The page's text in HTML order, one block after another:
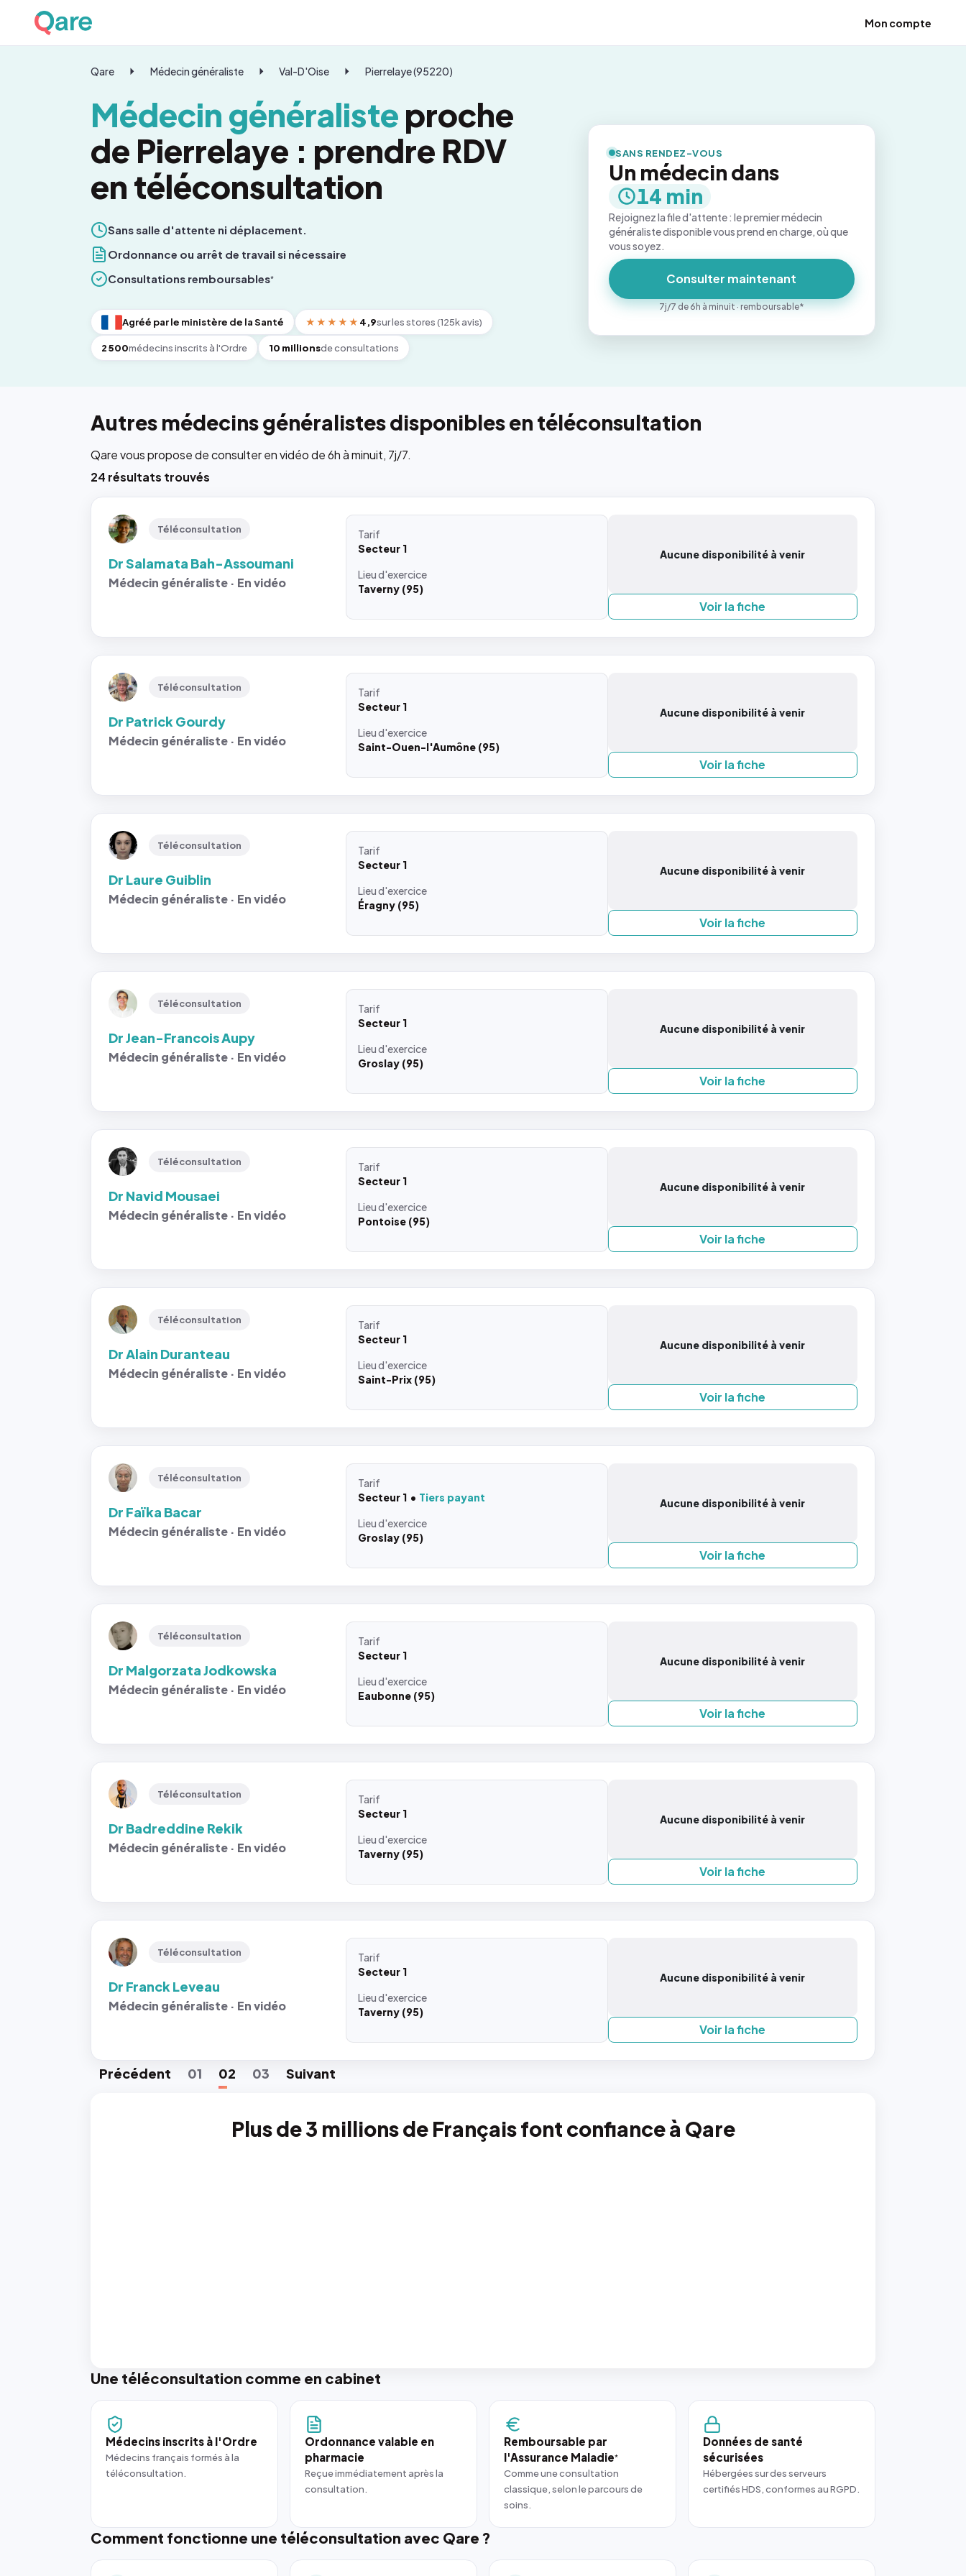
Mon compte
Qare Médecin généraliste Val-D'Oise Pierrelaye (95220)
Médecin généralisteproche
de Pierrelaye : prendre RDV
en téléconsultation
Sans salle d'attente ni déplacement.
Ordonnance ou arrêt de travail si nécessaire
Consultations remboursables*
Agréé par le ministère de la Santé ★★★★★ 4,9sur les stores (125k avis)
2 500médecins inscrits à l'Ordre 10 millionsde consultations
SANS RENDEZ-VOUS
Un médecin dans
14 min
Rejoignez la file d'attente : le premier médecin
généraliste disponible vous prend en charge, où que
vous soyez.
Consulter maintenant
7j/7 de 6h à minuit · remboursable*
Autres médecins généralistes disponibles en téléconsultation
Qare vous propose de consulter en vidéo de 6h à minuit, 7j/7.
24 résultats trouvés
Téléconsultation
Dr Salamata Bah-Assoumani
Médecin généraliste · En vidéo
Tarif
Secteur 1
Lieud'exercice
Taverny (95)
Aucune disponibilité à venir
Voir la fiche
Téléconsultation
Dr Patrick Gourdy
Médecin généraliste · En vidéo
Tarif
Secteur 1
Lieud'exercice
Saint-Ouen-l'Aumône (95)
Aucune disponibilité à venir
Voir la fiche
Téléconsultation
Dr Laure Guiblin
Médecin généraliste · En vidéo
Tarif
Secteur 1
Lieud'exercice
Éragny (95)
Aucune disponibilité à venir
Voir la fiche
Téléconsultation
Dr Jean-Francois Aupy
Médecin généraliste · En vidéo
Tarif
Secteur 1
Lieud'exercice
Groslay (95)
Aucune disponibilité à venir
Voir la fiche
Téléconsultation
Dr Navid Mousaei
Médecin généraliste · En vidéo
Tarif
Secteur 1
Lieud'exercice
Pontoise (95)
Aucune disponibilité à venir
Voir la fiche
Téléconsultation
Dr Alain Duranteau
Médecin généraliste · En vidéo
Tarif
Secteur 1
Lieud'exercice
Saint-Prix (95)
Aucune disponibilité à venir
Voir la fiche
Téléconsultation
Dr Faïka Bacar
Médecin généraliste · En vidéo
Tarif
Secteur 1
Tiers payant
Lieud'exercice
Groslay (95)
Aucune disponibilité à venir
Voir la fiche
Téléconsultation
Dr Malgorzata Jodkowska
Médecin généraliste · En vidéo
Tarif
Secteur 1
Lieud'exercice
Eaubonne (95)
Aucune disponibilité à venir
Voir la fiche
Téléconsultation
Dr Badreddine Rekik
Médecin généraliste · En vidéo
Tarif
Secteur 1
Lieud'exercice
Taverny (95)
Aucune disponibilité à venir
Voir la fiche
Téléconsultation
Dr Franck Leveau
Médecin généraliste · En vidéo
Tarif
Secteur 1
Lieud'exercice
Taverny (95)
Aucune disponibilité à venir
Voir la fiche
Précédent 01 02 03 Suivant
Plus de 3 millions de Français font confiance à Qare
Une téléconsultation comme en cabinet
Médecins inscrits à l'Ordre
Médecins français formés à la
téléconsultation.
Ordonnance valable en
pharmacie
Reçue immédiatement après la
consultation.
Remboursable par
l'Assurance Maladie*
Comme une consultation
classique, selon le parcours de
soins.
Données de santé
sécurisées
Hébergées sur des serveurs
certifiés HDS, conformes au RGPD.
Comment fonctionne une téléconsultation avec Qare ?